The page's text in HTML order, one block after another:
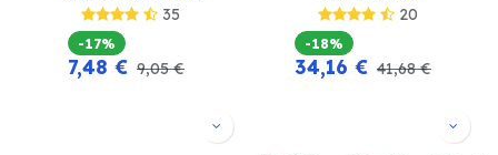
35
-17%
7,48 € 9,05€
20
-18%
34,16 € 41,68€